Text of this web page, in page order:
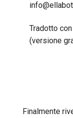
Tradotto
(versione
Finalmente